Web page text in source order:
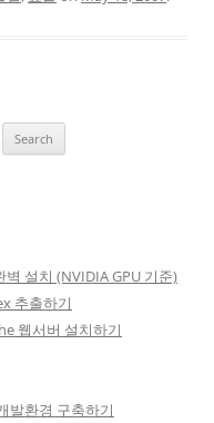
설치 (NVIDIA GPU 기준)
추출하기
웹서버 설치하기
발환경 구축하기